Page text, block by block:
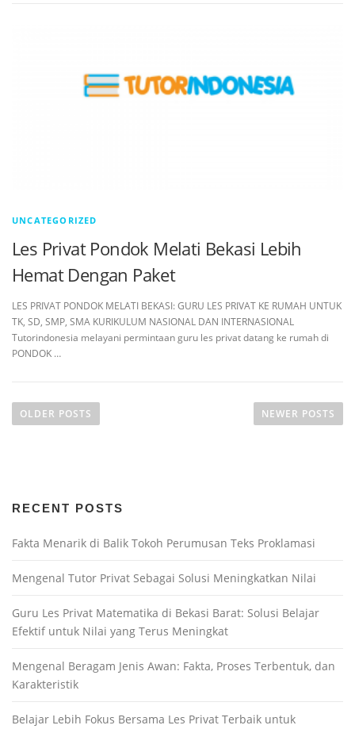
UNCATEGORIZED
Les Privat Pondok Melati Bekasi Lebih
Hemat Dengan Paket
LES PRIVAT PONDOK MELATI BEKASI: GURU LES PRIVAT KE RUMAH UNTUK
TK, SD, SMP, SMA KURIKULUM NASIONAL DAN INTERNASIONAL
Tutorindonesia melayani permintaan guru les privat datang ke rumah di
PONDOK …
OLDER POSTS NEWER POSTS
RECENT POSTS
Fakta Menarik di Balik Tokoh Perumusan Teks Proklamasi
Mengenal Tutor Privat Sebagai Solusi Meningkatkan Nilai
Guru Les Privat Matematika di Bekasi Barat: Solusi Belajar
Efektif untuk Nilai yang Terus Meningkat
Mengenal Beragam Jenis Awan: Fakta, Proses Terbentuk, dan
Karakteristik
Belajar Lebih Fokus Bersama Les Privat Terbaik untuk